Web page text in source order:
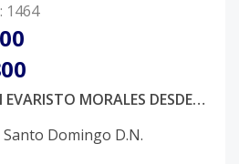
: 1464
APARTAMENTOS EN EVARISTO MORALES DESDE 128,400 USD
Santo Domingo D.N.